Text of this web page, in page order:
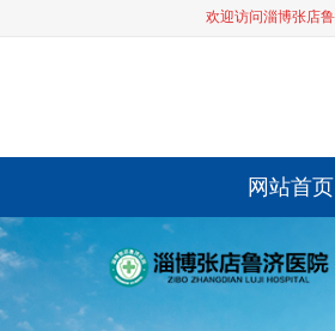
欢迎访问淄博张店
网站首页